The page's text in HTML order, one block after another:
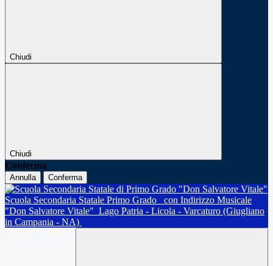
Chiudi
Chiudi
Conferma
Annulla Conferma
Scuola Secondaria Statale Primo Grado
con Indirizzo Musicale
"Don Salvatore Vitale" Lago Patria - Licola - Varcaturo (Giugliano
in Campania - NA)